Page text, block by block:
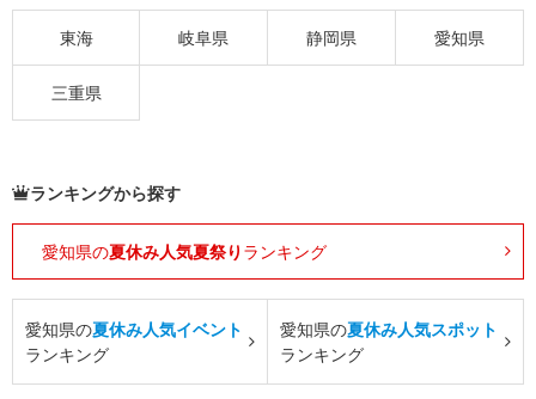
東海 岐阜県 静岡県 愛知県
三重県
ランキングから探す
愛知県の夏休み人気夏祭り ランキング
愛知県の夏休み人気イベント
ランキング
愛知県の夏休み人気スポット
ランキング